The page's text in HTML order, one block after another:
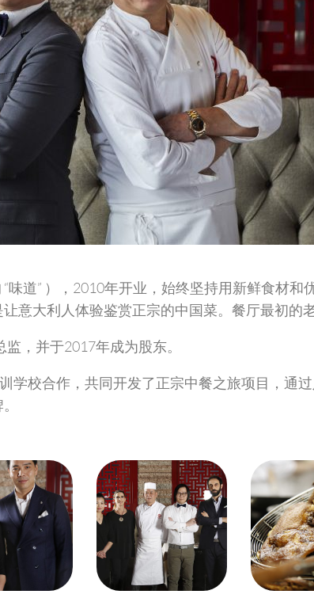
“味道” ），2010年开业，始终坚持用新鲜食材
意大利人体验鉴赏正宗的中国菜。餐厅最初的
，并于2017年成为股东。
学校合作，共同开发了正宗中餐之旅项目，通